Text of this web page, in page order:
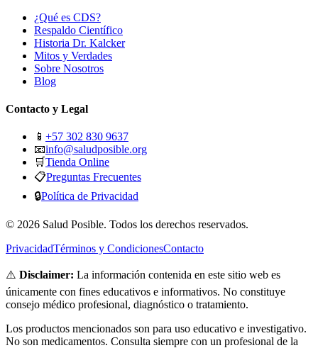
¿Qué es CDS?
Respaldo Científico
Historia Dr. Kalcker
Mitos y Verdades
Sobre Nosotros
Blog
Contacto y Legal
📱 +57 302 830 9637
📧info@saludposible.org
🛒Tienda Online
📋Preguntas Frecuentes
🔒Política de Privacidad
© 2026 Salud Posible. Todos los derechos reservados.
PrivacidadTérminos y CondicionesContacto
⚠️ Disclaimer: La información contenida en este sitio web es
únicamente con fines educativos e informativos. No constituye
consejo médico profesional, diagnóstico o tratamiento.
Los productos mencionados son para uso educativo e investigativo.
No son medicamentos. Consulta siempre con un profesional de la